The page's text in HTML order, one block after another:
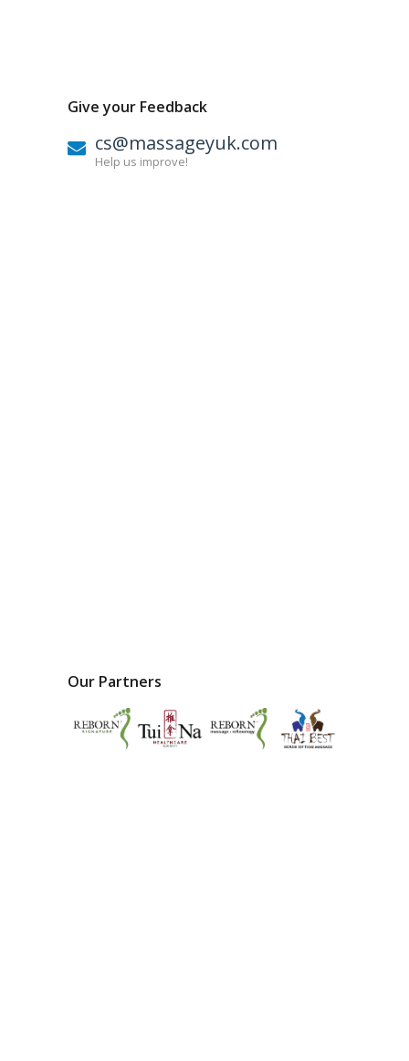
Give your Feedback
cs@massageyuk.com
Help us improve!
Our Partners